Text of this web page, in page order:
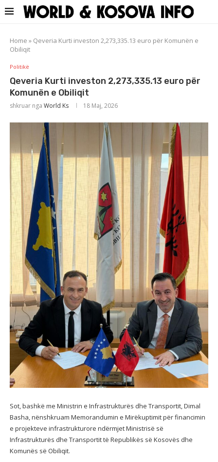
Home » Qeveria Kurti investon 2,273,335.13 euro për Komunën e
Obiliqit
Politikë
Qeveria Kurti investon 2,273,335.13 euro për
Komunën e Obiliqit
shkruar nga World Ks 18 Maj, 2026
Sot, bashkë me Ministrin e Infrastrukturës dhe Transportit, Dimal
Basha, nënshkruam Memorandumin e Mirëkuptimit për financimin
e projekteve infrastrukturore ndërmjet Ministrisë së
Infrastrukturës dhe Transportit të Republikës së Kosovës dhe
Komunës së Obiliqit.